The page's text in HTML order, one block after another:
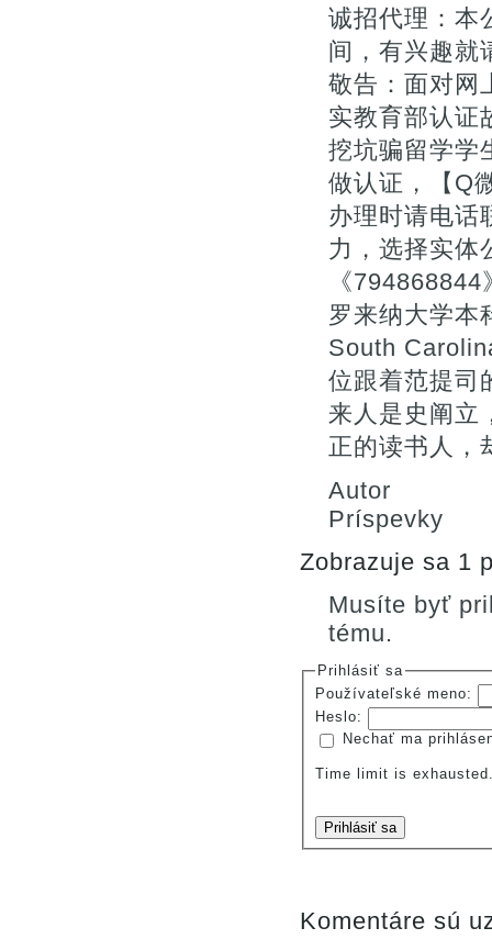
诚招代理：本
间，有兴趣就
敬告：面对网
实教育部认证
挖坑骗留学学
做认证，【Q
办理时请电话
力，选择实体
《
罗来纳大学
South
位跟着范提司
来人是史阐立
正的读书人，
Autor
Príspevky
Zobrazuje sa 1
Musíte byť
tému.
Prihlásiť sa
Používateľské meno:
Heslo:
Nechať ma
Time limit is
Prihlásiť sa
Komentáre sú